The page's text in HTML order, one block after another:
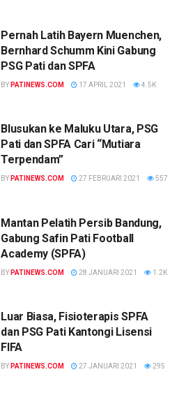
Pernah Latih Bayern Muenchen,
Bernhard Schumm Kini Gabung
PSG Pati dan SPFA
BY PATINEWS.COM 17 APRIL 2021 4.5K
Blusukan ke Maluku Utara, PSG
Pati dan SPFA Cari “Mutiara
Terpendam”
BY PATINEWS.COM 27 FEBRUARI 2021 557
Mantan Pelatih Persib Bandung,
Gabung Safin Pati Football
Academy (SPFA)
BY PATINEWS.COM 28 JANUARI 2021 1.2K
Luar Biasa, Fisioterapis SPFA
dan PSG Pati Kantongi Lisensi
FIFA
BY PATINEWS.COM 27 JANUARI 2021 295